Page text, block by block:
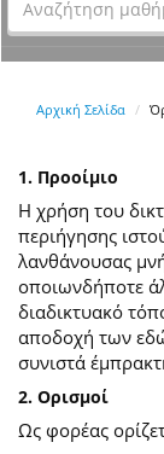
Αρχική Σελίδα
1. Προοίμιο
Η χρήση του
περιήγησης
λανθάνουσας
οποιωνδήποτε
διαδικτυακό
αποδοχή των
συνιστά
2. Ορισμοί
Ως φορέας